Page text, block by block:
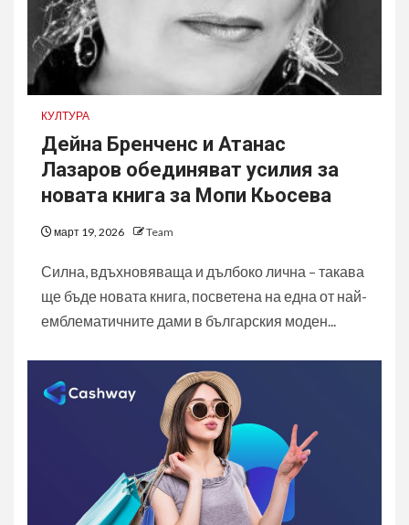
КУЛТУРА
Дейна Бренченс и Атанас
Лазаров обединяват усилия за
новата книга за Мопи Кьосева
март 19, 2026 Team
Силна, вдъхновяваща и дълбоко лична – такава
ще бъде новата книга, посветена на една от най-
емблематичните дами в българския моден...